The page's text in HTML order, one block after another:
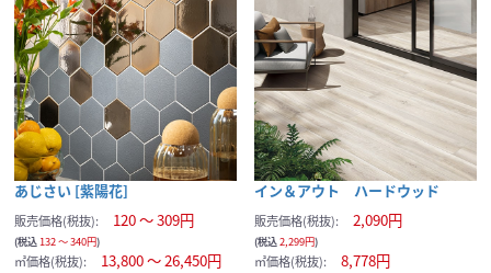
あじさい [紫陽花]
販売価格(税抜): 120 ～ 309円
(税込132 ～ 340円)
㎡価格(税抜): 13,800 ～ 26,450円
イン＆アウト ハードウッド
販売価格(税抜): 2,090円
(税込2,299円)
㎡価格(税抜): 8,778円